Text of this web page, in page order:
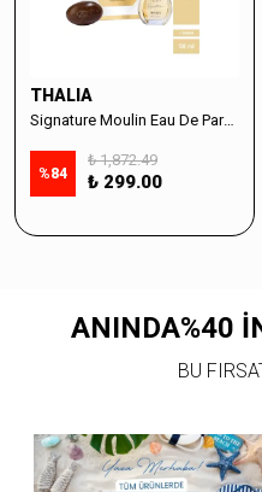
THALIA
Signature Moulin Eau De Parfüm Women 50ml & Sabun Seti
%84
₺ 1,872.49
₺ 299.00
ANINDA%40
BU